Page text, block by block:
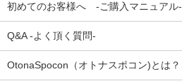
初めてのお客様へ -ご購入マニュアル-
Q&A -よく頂く質問-
OtonaSpocon（オトナスポコン)とは？